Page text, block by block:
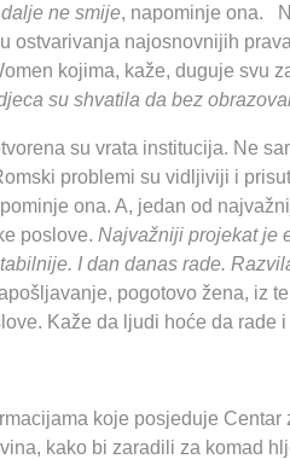
ne smije, napominje ona.
ostvarivanja najosnovnijih
kojima, kaže, duguje svu
su shvatila da bez
su vrata institucija. Ne
problemi su vidljiviji i
ona. A, jedan od
poslove. Najvažniji projekat je
I dan danas rade.
pogotovo žena, iz
Kaže da ljudi hoće da rade
koje posjeduje
kako bi zaradili za komad